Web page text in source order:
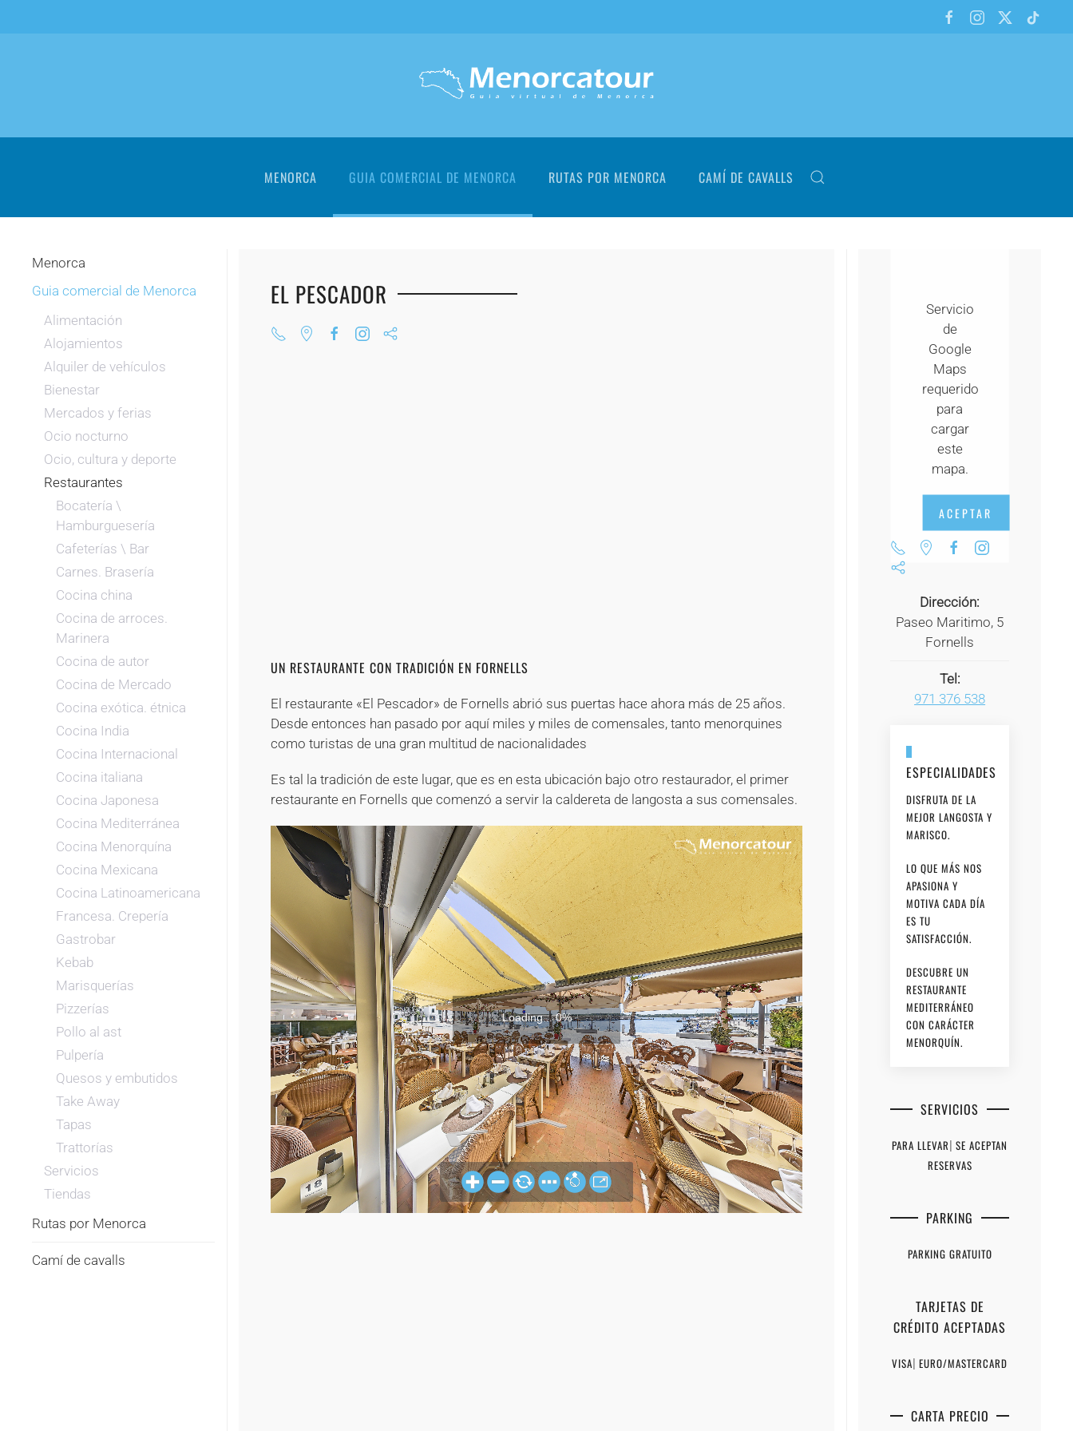
MENORCA GUIA COMERCIAL DE MENORCA RUTAS POR MENORCA CAMÍ DE CAVALLS
Menorca
Guia comercial de Menorca
Alimentación
Alojamientos
Alquiler de vehículos
Bienestar
Mercados y ferias
Ocio nocturno
Ocio, cultura y deporte
Restaurantes
Bocatería \
Hamburguesería
Cafeterías \ Bar
Carnes. Brasería
Cocina china
Cocina de arroces.
Marinera
Cocina de autor
Cocina de Mercado
Cocina exótica. étnica
Cocina India
Cocina Internacional
Cocina italiana
Cocina Japonesa
Cocina Mediterránea
Cocina Menorquína
Cocina Mexicana
Cocina Latinoamericana
Francesa. Crepería
Gastrobar
Kebab
Marisquerías
Pizzerías
Pollo al ast
Pulpería
Quesos y embutidos
Take Away
Tapas
Trattorías
Servicios
Tiendas
Rutas por Menorca
Camí de cavalls
EL PESCADOR
UN RESTAURANTE CON TRADICIÓN EN FORNELLS
El restaurante «El Pescador» de Fornells abrió sus puertas hace ahora más de 25 años.
Desde entonces han pasado por aquí miles y miles de comensales, tanto menorquines
como turistas de una gran multitud de nacionalidades
Es tal la tradición de este lugar, que es en esta ubicación bajo otro restaurador, el primer
restaurante en Fornells que comenzó a servir la caldereta de langosta a sus comensales.
Servicio
de
Google
Maps
requerido
para
cargar
este
mapa.
ACEPTAR
Dirección:
Paseo Maritimo, 5
Fornells
Tel:
971 376 538
ESPECIALIDADES
DISFRUTA DE LA
MEJOR LANGOSTA Y
MARISCO.
LO QUE MÁS NOS
APASIONA Y
MOTIVA CADA DÍA
ES TU
SATISFACCIÓN.
DESCUBRE UN
RESTAURANTE
MEDITERRÁNEO
CON CARÁCTER
MENORQUÍN.
SERVICIOS
PARA LLEVAR|SE ACEPTAN
RESERVAS
PARKING
PARKING GRATUITO
TARJETAS DE
CRÉDITO ACEPTADAS
VISA|EURO/MASTERCARD
CARTA PRECIO